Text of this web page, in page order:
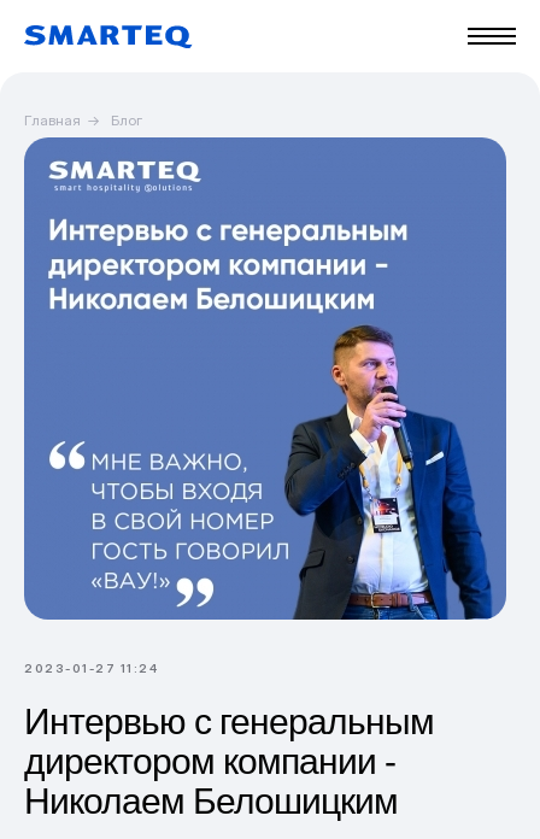
Главная → Блог
2023-01-27 11:24
Интервью с генеральным
директором компании -
Николаем Белошицким